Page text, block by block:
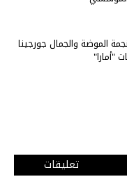
الموضة والجمال جورجينا
"أمارا"
تعليقات